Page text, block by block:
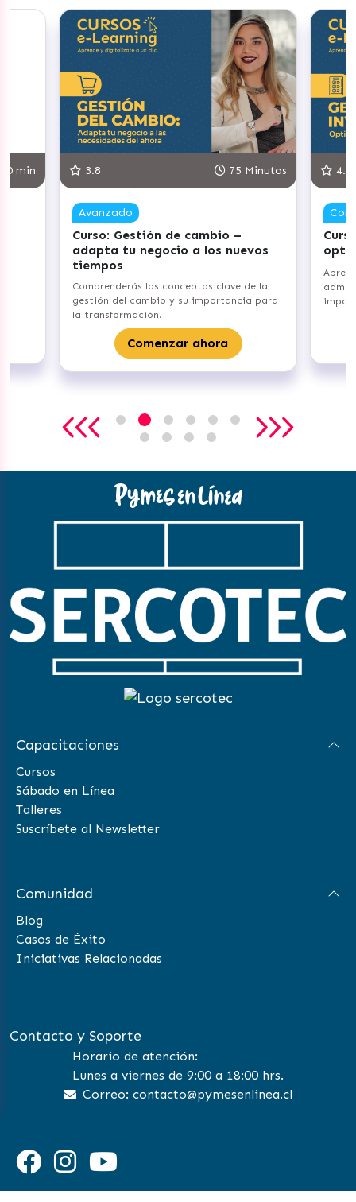
3.8 75 Minutos
Avanzado
Curso: Gestión de cambio –
adapta tu negocio a los nuevos
tiempos
Comprenderás los conceptos clave de la
gestión del cambio y su importancia para
la transformación.
Comenzar ahora
4.8
Capacitaciones
Cursos
Sábado en Línea
Talleres
Suscríbete al Newsletter
Comunidad
Blog
Casos de Éxito
Iniciativas Relacionadas
Contacto y Soporte
Horario de atención:
Lunes a viernes de 9:00 a 18:00 hrs.
Correo: contacto@pymesenlinea.cl